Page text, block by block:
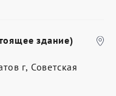
здание)
г, Советская